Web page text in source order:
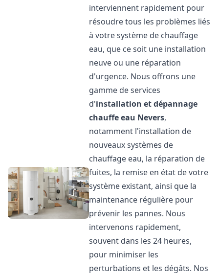
interviennent rapidement pour
résoudre tous les problèmes liés
à votre système de chauffage
eau, que ce soit une installation
neuve ou une réparation
d'urgence. Nous offrons une
gamme de services
d'installation et dépannage
chauffe eau Nevers,
notamment l'installation de
nouveaux systèmes de
chauffage eau, la réparation de
fuites, la remise en état de votre
système existant, ainsi que la
maintenance régulière pour
prévenir les pannes. Nous
intervenons rapidement,
souvent dans les 24 heures,
pour minimiser les
perturbations et les dégâts. Nos